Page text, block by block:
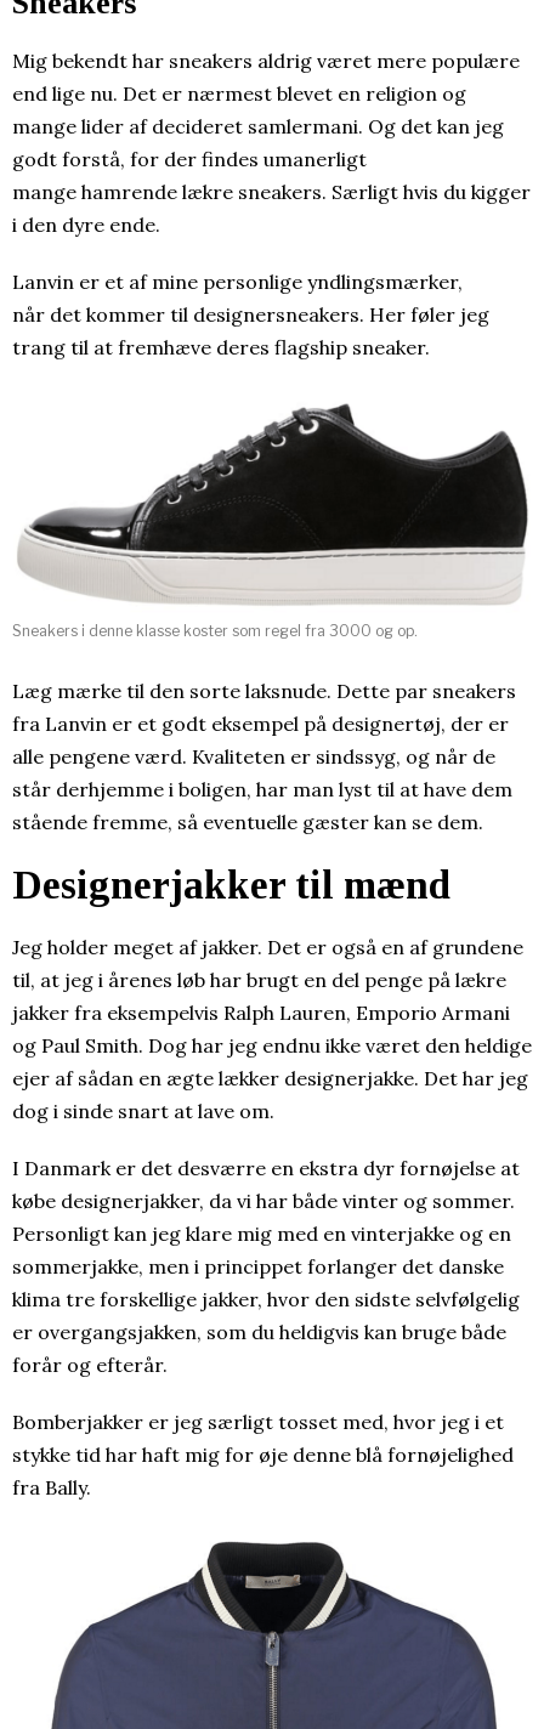
Mig bekendt har sneakers aldrig været mere populære
end lige nu. Det er nærmest blevet en religion og
mange lider af decideret samlermani. Og det kan jeg
godt forstå, for der findes umanerligt
mange hamrende lækre sneakers. Særligt hvis du kigger
i den dyre ende.
Lanvin er et af mine personlige yndlingsmærker,
når det kommer til designersneakers. Her føler jeg
trang til at fremhæve deres flagship sneaker.
Sneakers i denne klasse koster som regel fra 3000 og op.
Læg mærke til den sorte laksnude. Dette par sneakers
fra Lanvin er et godt eksempel på designertøj, der er
alle pengene værd. Kvaliteten er sindssyg, og når de
står derhjemme i boligen, har man lyst til at have dem
stående fremme, så eventuelle gæster kan se dem.
Designerjakker til mænd
Jeg holder meget af jakker. Det er også en af grundene
til, at jeg i årenes løb har brugt en del penge på lækre
jakker fra eksempelvis Ralph Lauren, Emporio Armani
og Paul Smith. Dog har jeg endnu ikke været den heldige
ejer af sådan en ægte lækker designerjakke. Det har jeg
dog i sinde snart at lave om.
I Danmark er det desværre en ekstra dyr fornøjelse at
købe designerjakker, da vi har både vinter og sommer.
Personligt kan jeg klare mig med en vinterjakke og en
sommerjakke, men i princippet forlanger det danske
klima tre forskellige jakker, hvor den sidste selvfølgelig
er overgangsjakken, som du heldigvis kan bruge både
forår og efterår.
Bomberjakker er jeg særligt tosset med, hvor jeg i et
stykke tid har haft mig for øje denne blå fornøjelighed
fra Bally.